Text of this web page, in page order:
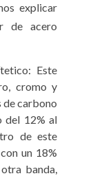
explicar
de acero
Este
cromo y
carbono
del 12% al
de este
un 18%
banda,